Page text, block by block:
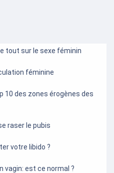
tout sur le sexe féminin
féminine
10 des zones érogènes des
raser le pubis
votre libido ?
vagin: est ce normal ?